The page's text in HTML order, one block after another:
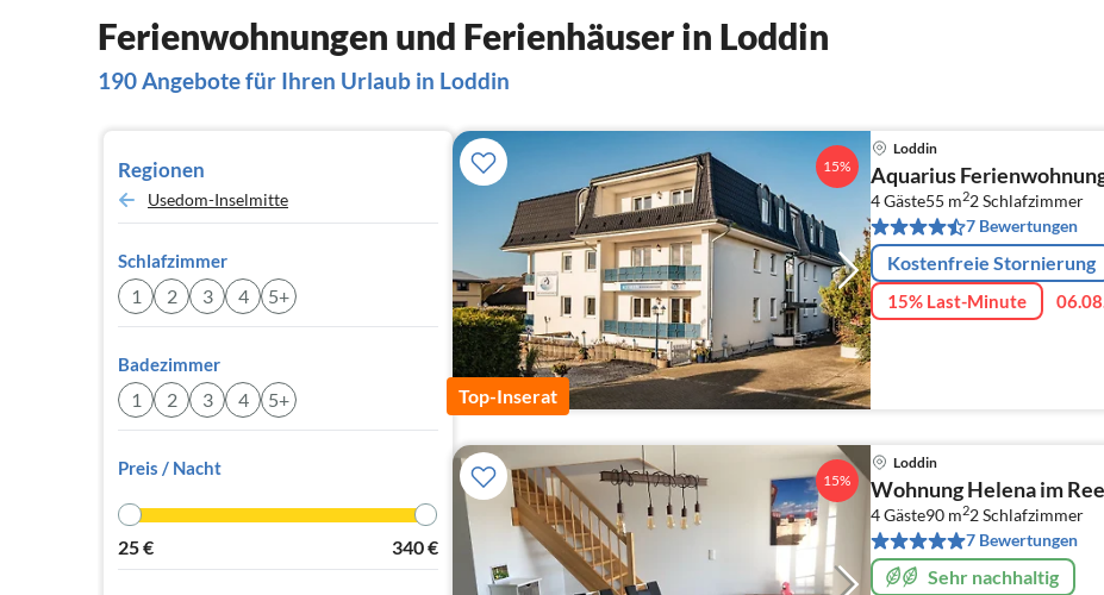
Ferienwohnungen und Ferienhäuser in Loddin
190 Angebote für Ihren Urlaub in Loddin
Regionen
Usedom-Inselmitte
Schlafzimmer
1 2 3 4 5+
Badezimmer
1 2 3 4 5+
Preis / Nacht
25€ 340€
Top-Inserat
15%
Loddin
Aquarius
4 Gäste55 m22Schlafzimmer
7 Bewertungen
Kostenfreie Stornierung
15% Last-Minute
15%
Loddin
Wohnung Helena im
4 Gäste90 m22Schlafzimmer
7 Bewertungen
Sehr nachhaltig